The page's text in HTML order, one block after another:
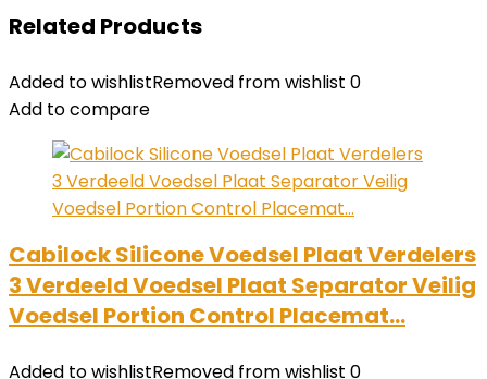
Related Products
Added to wishlistRemoved from wishlist 0
Add to compare
Cabilock Silicone Voedsel Plaat Verdelers
3 Verdeeld Voedsel Plaat Separator Veilig
Voedsel Portion Control Placemat…
Added to wishlistRemoved from wishlist 0